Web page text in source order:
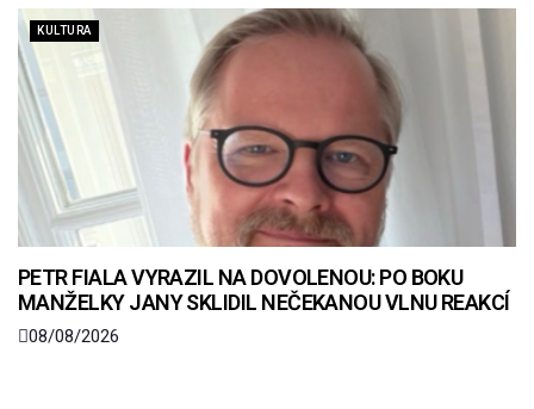
KULTURA
PETR FIALA VYRAZIL NA DOVOLENOU: PO BOKU
MANŽELKY JANY SKLIDIL NEČEKANOU VLNU REAKCÍ
08/08/2026